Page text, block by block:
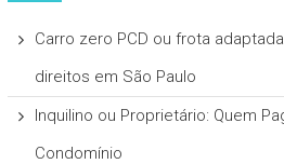
Carro zero PCD ou frota
direitos em São Paulo
Inquilino ou Proprietário: Quem
Condomínio